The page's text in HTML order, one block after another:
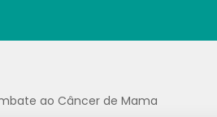
ao Câncer de Mama